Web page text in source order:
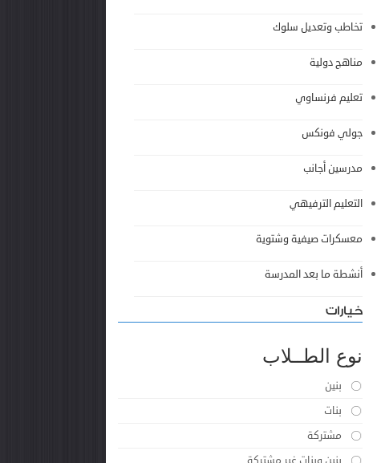
تخاطب وتعديل سلوك
مناهج دولية
تعليم فرنساوي
جولي فونكس
مدرسين أجانب
التعليم الترفيهي
معسكرات صيفية وشتوية
أنشطة ما بعد المدرسة
خيارات
نوع الطــلاب
بنين
بنات
مشتركة